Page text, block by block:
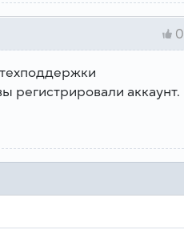
0
регистрировали аккаунт.